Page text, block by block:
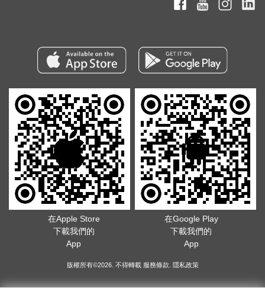
在Apple Store
下載我們的
App
在Google Play
下載我們的
App
版權所有©2026. 不得轉載 服務條款 隱私政策